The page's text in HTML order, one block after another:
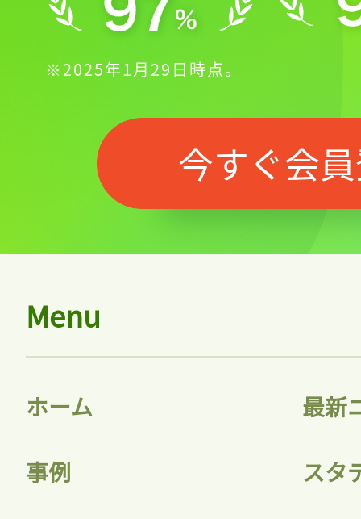
※2025年1月29日時点。
今すぐ会
Menu
ホーム 最新
事例 スタ